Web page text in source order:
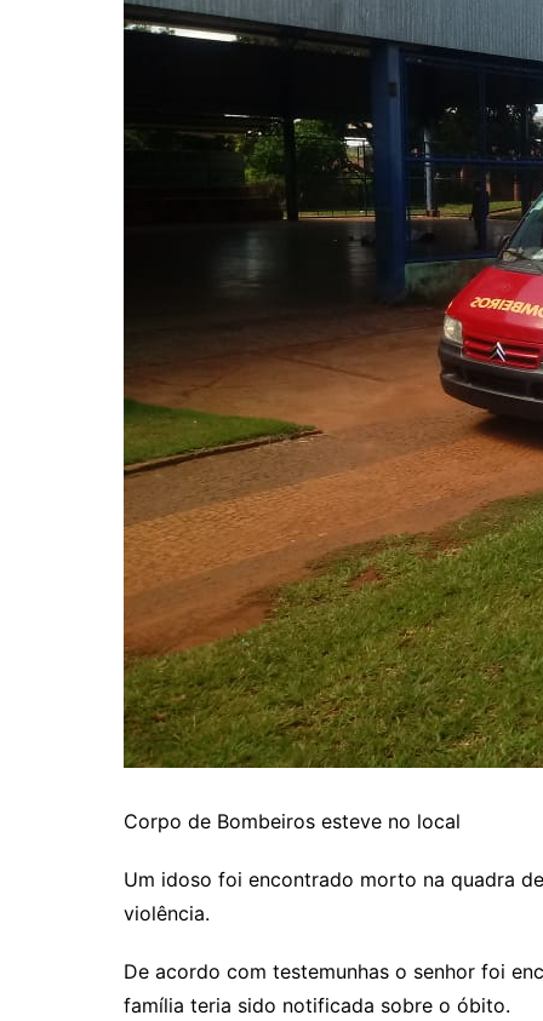
Corpo de Bombeiros esteve no local
Um idoso foi encontrado morto na quadra
violência.
De acordo com testemunhas o senhor foi
família teria sido notificada sobre o óbito.